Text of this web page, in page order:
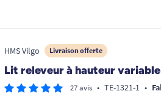
HMS Vilgo Livraison offerte
Lit releveur à hauteur
27 avis • TE-1321-1 •